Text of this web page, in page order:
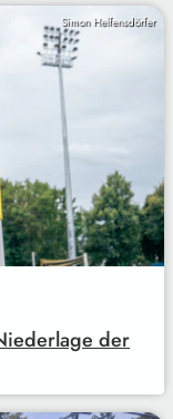
Simon Helfensdörfer
der